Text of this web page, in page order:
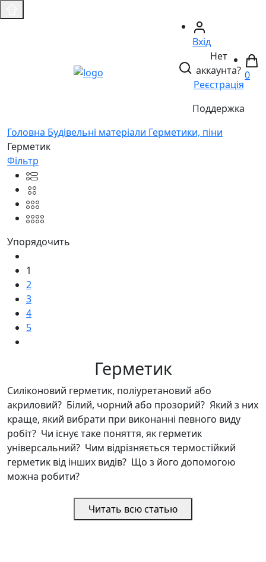
Вхід
Нет
аккаунта?
Реєстрація
Поддержка
0
Головнa Будівельні матеріали Герметики, піни
Герметик
Фільтр
Упорядочить
1
2
3
4
5
Герметик
Силіконовий герметик, поліуретановий або
акриловий? Білий, чорний або прозорий? Який з них
краще, який вибрати при виконанні певного виду
робіт? Чи існує таке поняття, як герметик
універсальний? Чим відрізняється термостійкий
герметик від інших видів? Що з його допомогою
можна робити?
Читать всю статью